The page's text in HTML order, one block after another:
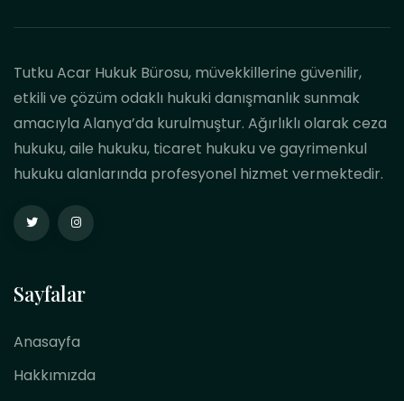
Tutku Acar Hukuk Bürosu, müvekkillerine güvenilir,
etkili ve çözüm odaklı hukuki danışmanlık sunmak
amacıyla Alanya’da kurulmuştur. Ağırlıklı olarak ceza
hukuku, aile hukuku, ticaret hukuku ve gayrimenkul
hukuku alanlarında profesyonel hizmet vermektedir.
Sayfalar
Anasayfa
Hakkımızda